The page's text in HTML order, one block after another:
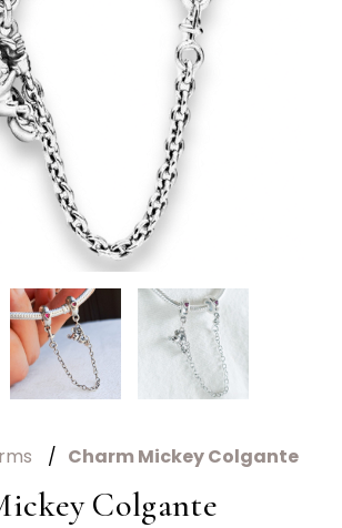
Charm Mickey Colgante
Colgante